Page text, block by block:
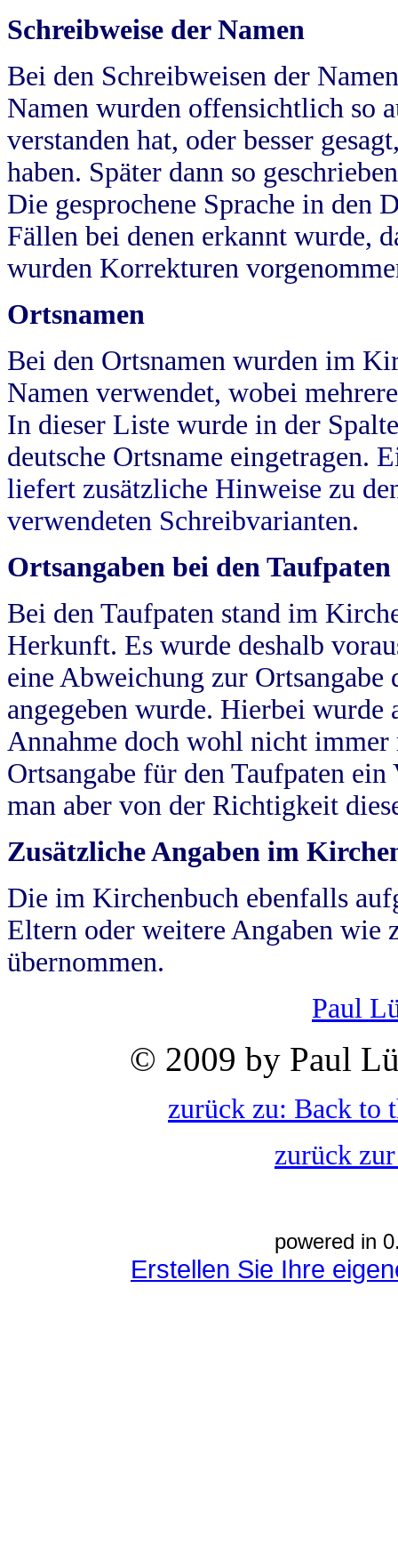
Schreibweise der Namen
Bei den Schreibweisen der
Namen wurden offensichtlich so
verstanden hat, oder besser
haben. Später dann so
Die gesprochene Sprache in
Fällen bei denen erkannt wurde,
wurden Korrekturen
Ortsnamen
Bei den Ortsnamen wurden im
Namen verwendet, wobei
In dieser Liste wurde in der
deutsche Ortsname eingetragen.
liefert zusätzliche Hinweise zu
verwendeten Schreibvarianten.
Ortsangaben bei den Taufpaten
Bei den Taufpaten stand im
Herkunft. Es wurde deshalb
eine Abweichung zur
angegeben wurde. Hierbei wurde
Annahme doch wohl nicht
Ortsangabe für den Taufpaten
man aber von der Richtigkeit
Zusätzliche Angaben im
Die im Kirchenbuch ebenfalls
Eltern oder weitere Angaben wie
übernommen.
Paul
© 2009 by Paul
zurück zu: Back to
zurück
powered in
Erstellen Sie Ihre